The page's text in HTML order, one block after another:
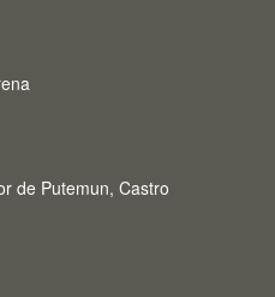
de Putemun, Castro